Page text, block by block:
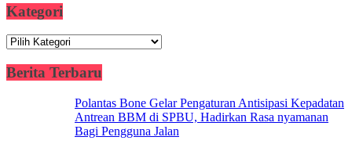
Kategori
Kategori
Berita Terbaru
Polantas Bone Gelar Pengaturan Antisipasi Kepadatan
Antrean BBM di SPBU, Hadirkan Rasa nyamanan
Bagi Pengguna Jalan